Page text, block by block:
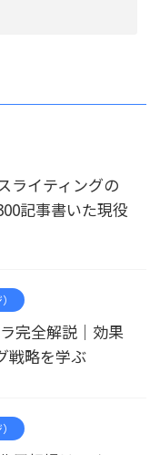
ライティングの
記事書いた現役
完全解説｜効果
戦略を学ぶ